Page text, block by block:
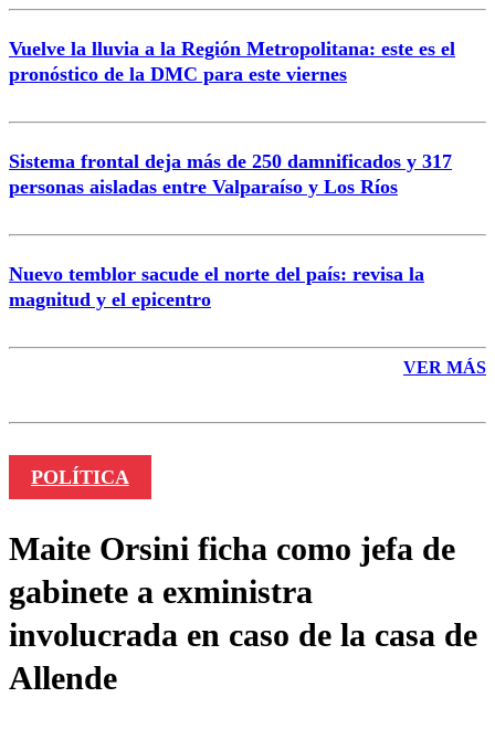
Enviar comentario
Vuelve la lluvia a la Región Metropolitana: este es el
pronóstico de la DMC para este viernes
Sistema frontal deja más de 250 damnificados y 317
personas aisladas entre Valparaíso y Los Ríos
Nuevo temblor sacude el norte del país: revisa la
magnitud y el epicentro
VER MÁS
POLÍTICA
Maite Orsini ficha como jefa de
gabinete a exministra
involucrada en caso de la casa de
Allende